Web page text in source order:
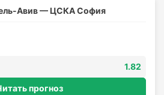
Авив — ЦСКА София
1.82
прогноз